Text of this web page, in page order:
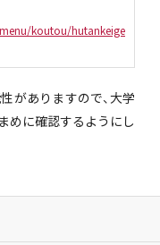
koutou/hutankeige
がありますので、大学
めに確認するようにし